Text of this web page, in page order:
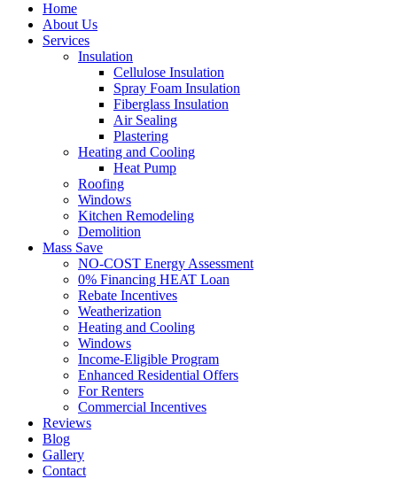
Home
About Us
Services
Insulation
Cellulose Insulation
Spray Foam Insulation
Fiberglass Insulation
Air Sealing
Plastering
Heating and Cooling
Heat Pump
Roofing
Windows
Kitchen Remodeling
Demolition
Mass Save
NO-COST Energy Assessment
0% Financing HEAT Loan
Rebate Incentives
Weatherization
Heating and Cooling
Windows
Income-Eligible Program
Enhanced Residential Offers
For Renters
Commercial Incentives
Reviews
Blog
Gallery
Contact